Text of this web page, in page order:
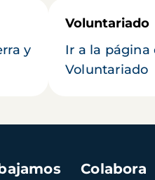
y
Voluntariado
Ir a la página
Voluntariado
Colabora